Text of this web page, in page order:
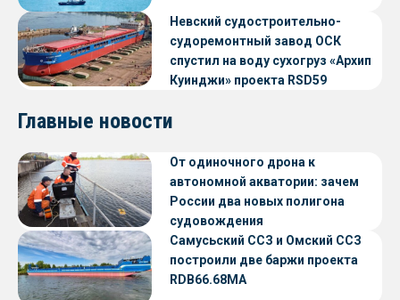
Невский судостроительно-
судоремонтный завод ОСК
спустил на воду сухогруз «Архип
Куинджи» проекта RSD59
Главные новости
От одиночного дрона к
автономной акватории: зачем
России два новых полигона
судовождения
Самусьский ССЗ и Омский ССЗ
построили две баржи проекта
RDB66.68МА